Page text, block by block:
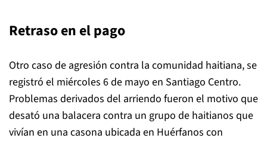
Retraso en el pago
Otro caso de agresión contra la comunidad haitiana, se
registró el miércoles 6 de mayo en Santiago Centro.
Problemas derivados del arriendo fueron el motivo que
desató una balacera contra un grupo de haitianos que
vivían en una casona ubicada en Huérfanos con